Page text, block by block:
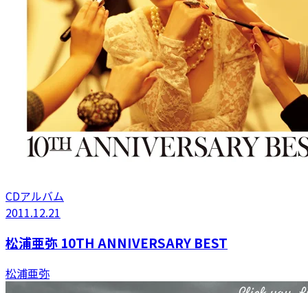
CDアルバム
2011.12.21
松浦亜弥 10TH ANNIVERSARY BEST
松浦亜弥